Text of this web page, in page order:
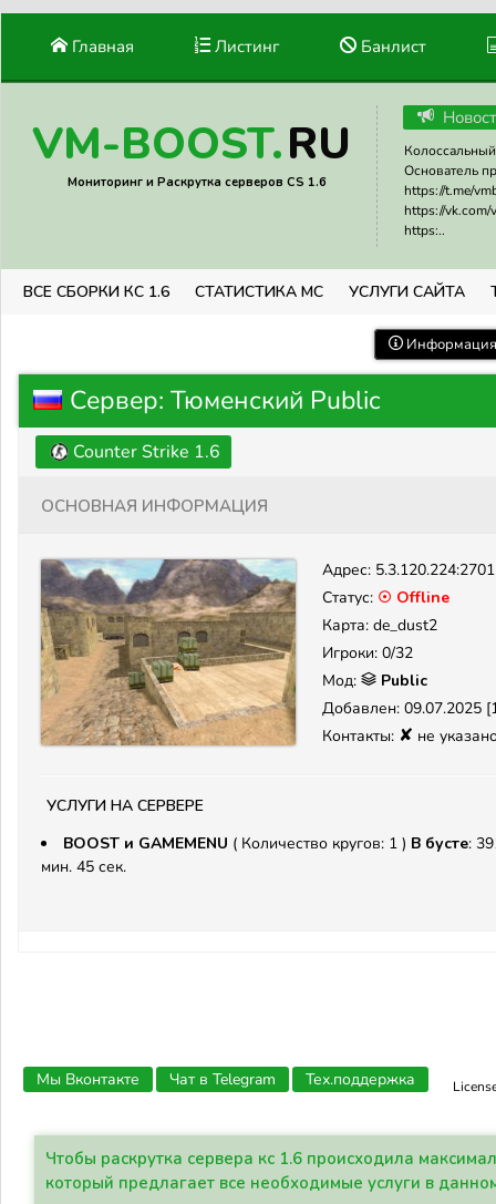
Главная Листинг Банлист
VM-BOOST.RU
Мониторинг и Раскрутка серверов CS 1.6
Основатель
https://t.me/
https://vk.com/
https:..
ВСЕ СБОРКИ КС 1.6 СТАТИСТИКА МС УСЛУГИ САЙТА
Сервер: Тюменский Public
Counter Strike 1.6
Основная информация
Адрес:
Статус: ☉ Offline
Карта: de_dust2
Игроки: 0/32
Мод:
Public
Добавлен: 09.07.2025
Контакты: ✘ не
Услуги на сервере
BOOST и GAMEMENU ( Количество кругов: 1 ) В бусте:
мин. 45 сек.
Мы Вконтакте Чат в Telegram Тех.поддержка
Чтобы раскрутка сервера кс 1.6 происходила
который предлагает все необходимые услуги в